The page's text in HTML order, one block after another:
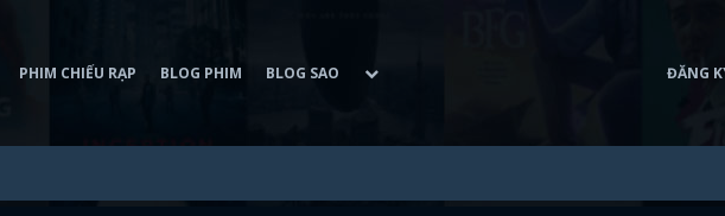
PHIM CHIẾU RẠP BLOG PHIM BLOG SAO ĐĂNG